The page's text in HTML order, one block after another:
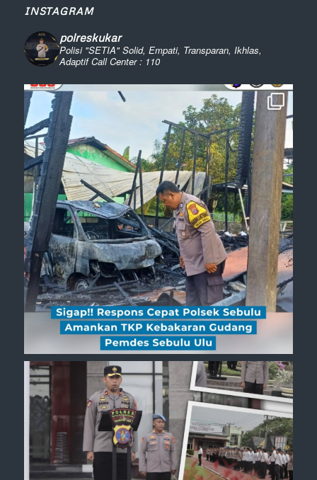
INSTAGRAM
polreskukar
Polisi "SETIA" Solid, Empati, Transparan, Ikhlas,
AdaptifCall Center : 110